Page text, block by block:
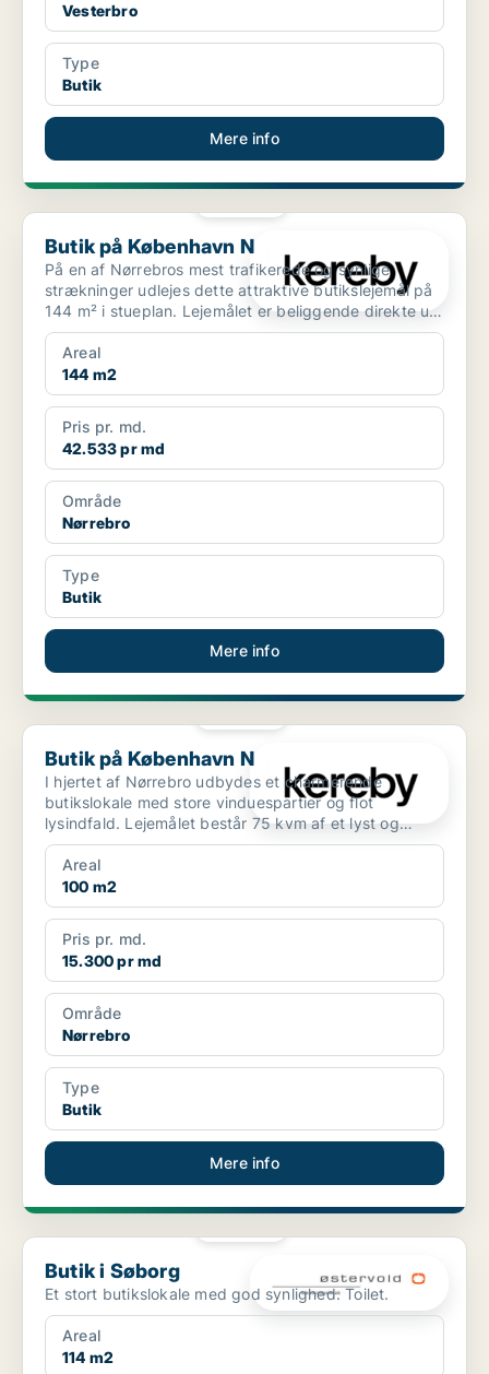
Vesterbro
Type
Butik
Mere info
Butik på København N
Butik på København N
På en af Nørrebros mest trafikerede og synlige
strækninger udlejes dette attraktive butikslejemål på
144 m² i stueplan. Lejemålet er beliggende direkte ud
ti...
Areal
144 m2
Pris pr. md.
42.533 pr md
Område
Nørrebro
Type
Butik
Mere info
Butik på København N
Butik på København N
I hjertet af Nørrebro udbydes et charmerende
butikslokale med store vinduespartier og flot
lysindfald. Lejemålet består 75 kvm af et lyst og
åbent butik...
Areal
100 m2
Pris pr. md.
15.300 pr md
Område
Nørrebro
Type
Butik
Mere info
Butik i Søborg
Butik i Søborg
Et stort butikslokale med god synlighed. Toilet.
Areal
114 m2